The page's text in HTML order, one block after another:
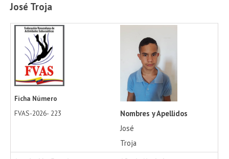
José Troja
Ficha Número
FVAS-2026- 223
Nombres y Apellidos
José
Troja